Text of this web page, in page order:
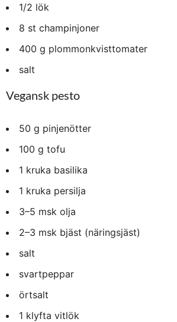
1/2 lök
8 st champinjoner
400 g plommonkvisttomater
salt
Vegansk pesto
50 g pinjenötter
100 g tofu
1 kruka basilika
1 kruka persilja
3–5 msk olja
2–3 msk bjäst (näringsjäst)
salt
svartpeppar
örtsalt
1 klyfta vitlök